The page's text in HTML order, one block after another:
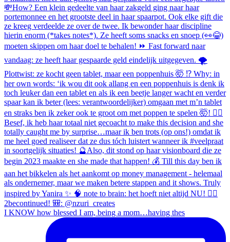
I KNOW how blessed I am, being a mom…having thes